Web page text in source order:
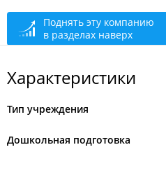
+7 952 080-54-96
открыто: 08:00–19:30
Поднять эту компанию
в разделах наверх
Характеристики
Тип учреждения
Дошкольная подготовка